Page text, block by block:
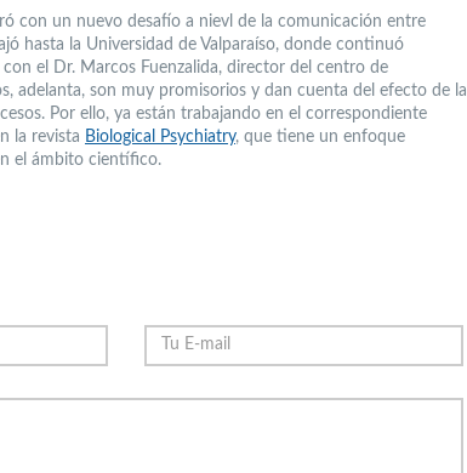
con un nuevo desafío a nievl de la comunicación entre
hasta la Universidad de Valparaíso, donde continuó
el Dr. Marcos Fuenzalida, director del centro de
adelanta, son muy promisorios y dan cuenta del efecto de la
Por ello, ya están trabajando en el correspondiente
la revista Biological Psychiatry, que tiene un enfoque
el ámbito científico.